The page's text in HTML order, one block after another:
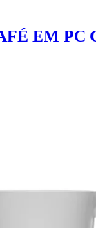
EM PC